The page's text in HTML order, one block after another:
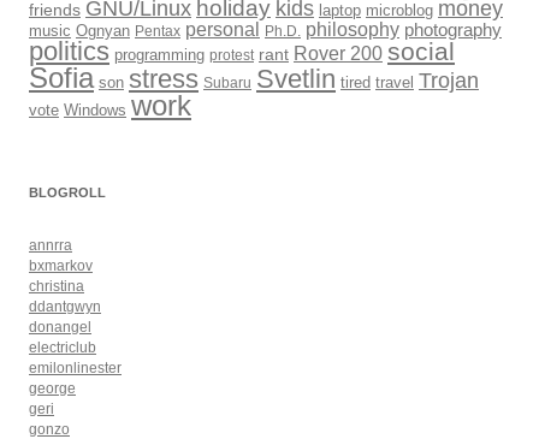
friends GNU/Linux holiday kids laptop microblog money
music Ognyan Pentax personal Ph.D. philosophy photography
politics programming protest rant Rover 200 social
Sofia son stress Subaru Svetlin tired travel Trojan
vote Windows work
BLOGROLL
annrra
bxmarkov
christina
ddantgwyn
donangel
electriclub
emilonlinester
george
geri
gonzo